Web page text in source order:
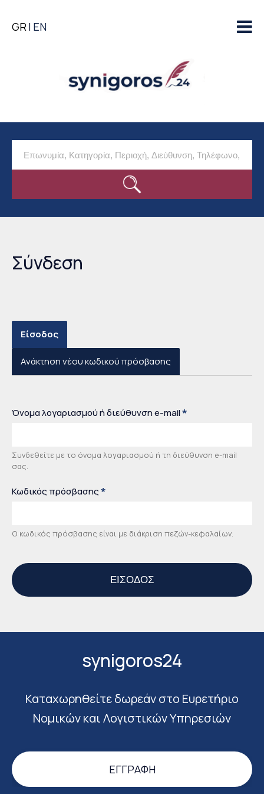
GR EN
Σύνδεση
Είσοδος
Ανάκτηση νέου κωδικού πρόσβασης
Όνομα λογαριασμού ή διεύθυνση e-mail*
Συνδεθείτε με το όνομα λογαριασμού ή τη διεύθυνση e-mail
σας.
Κωδικός πρόσβασης *
Ο κωδικός πρόσβασης είναι με διάκριση πεζών-κεφαλαίων.
synigoros24
Καταχωρηθείτε δωρεάν στο Ευρετήριο
Νομικών και Λογιστικών Υπηρεσιών
ΕΓΓΡΑΦΉ